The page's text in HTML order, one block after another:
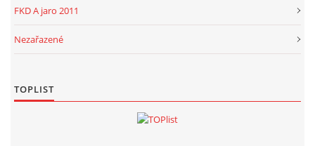
FKD A jaro 2011
Nezařazené
TOPLIST